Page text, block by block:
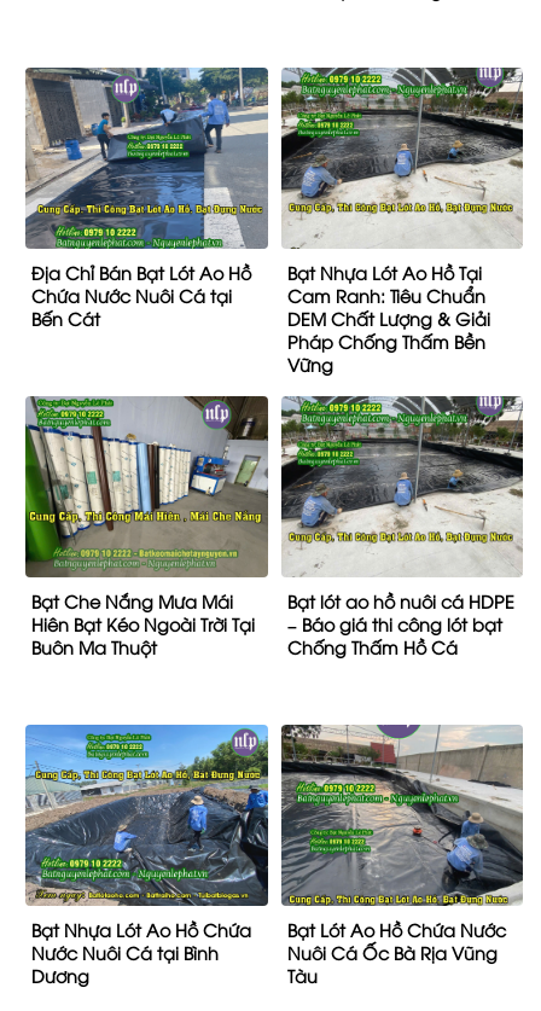
Địa Chỉ Bán Bạt Lót Ao Hồ
Chứa Nước Nuôi Cá tại
Bến Cát
Bạt Nhựa Lót Ao Hồ Tại
Cam Ranh: Tiêu Chuẩn
DEM Chất Lượng & Giải
Pháp Chống Thấm Bền
Vững
Bạt Che Nắng Mưa Mái
Hiên Bạt Kéo Ngoài Trời Tại
Buôn Ma Thuột
Bạt lót ao hồ nuôi cá HDPE
– Báo giá thi công lót bạt
Chống Thấm Hồ Cá
Bạt Nhựa Lót Ao Hồ Chứa
Nước Nuôi Cá tại Bình
Dương
Bạt Lót Ao Hồ Chứa Nước
Nuôi Cá Ốc Bà Rịa Vũng
Tàu